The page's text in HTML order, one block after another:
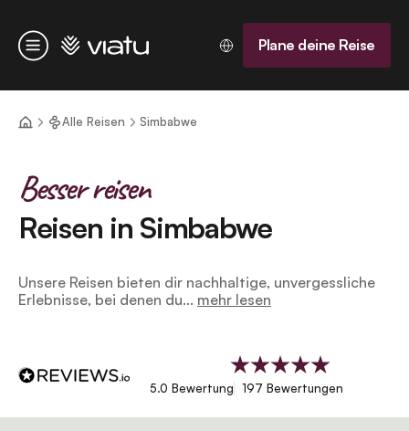
Menü
Startseite Plane deine Reise
Alle Reisen Simbabwe
Reisen in Simbabwe
Besser reisen
Unsere Reisen bieten dir nachhaltige, unvergessliche
Erlebnisse, bei denen du... mehr lesen
5.0 Bewertung 197 Bewertungen